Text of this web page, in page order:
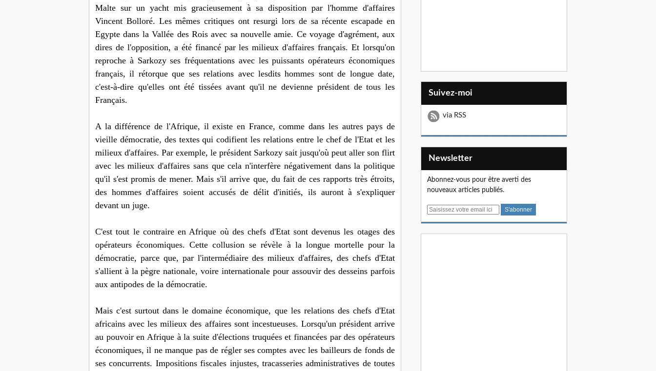
Malte sur un yacht mis gracieusement à sa disposition par l'homme d'affaires
Vincent Bolloré. Les mêmes critiques ont resurgi lors de sa récente escapade en
Egypte dans la Vallée des Rois avec sa nouvelle amie. Ce voyage d'agrément, aux
dires de l'opposition, a été financé par les milieux d'affaires français. Et lorsqu'on
reproche à Sarkozy ses fréquentations avec les puissants opérateurs économiques
français, il rétorque que ses relations avec lesdits hommes sont de longue date,
c'est-à-dire qu'elles ont été tissées avant qu'il ne devienne président de tous les
Français.
A la différence de l'Afrique, il existe en France, comme dans les autres pays de
vieille démocratie, des textes qui codifient les relations entre le chef de l'Etat et les
milieux d'affaires. Par exemple, le président Sarkozy sait jusqu'où peut aller son flirt
avec les milieux d'affaires sans que cela n'interfère négativement dans la politique
qu'il s'est promis de mener. Mais s'il arrive que, du fait de ces rapports très étroits,
des hommes d'affaires soient accusés de délit d'initiés, ils auront à s'expliquer
devant un juge.
C'est tout le contraire en Afrique où des chefs d'Etat sont devenus les otages des
opérateurs économiques. Cette collusion se révèle à la longue mortelle pour la
démocratie, parce que, par l'intermédiaire des milieux d'affaires, des chefs d'Etat
s'allient à la pègre nationale, voire internationale pour assouvir des desseins parfois
aux antipodes de la démocratie.
Mais c'est surtout dans le domaine économique, que les relations des chefs d'Etat
africains avec les milieux des affaires sont incestueuses. Lorsqu'un président arrive
au pouvoir en Afrique à la suite d'élections truquées et financées par des opérateurs
économiques, il ne manque pas de régler ses comptes avec les bailleurs de fonds de
ses concurrents. Impositions fiscales injustes, tracasseries administratives de toutes
Suivez-moi
via RSS
Newsletter
Abonnez-vous pour être averti des
nouveaux articles publiés.
E